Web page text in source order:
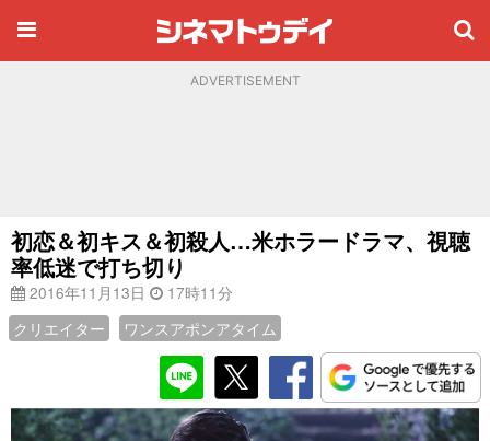
ADVERTISEMENT
初恋＆初キス＆初殺人…米ホラードラマ、視聴
率低迷で打ち切り
2016年11月13日
17時11分
クリエイター
ワンスアポンアタイム